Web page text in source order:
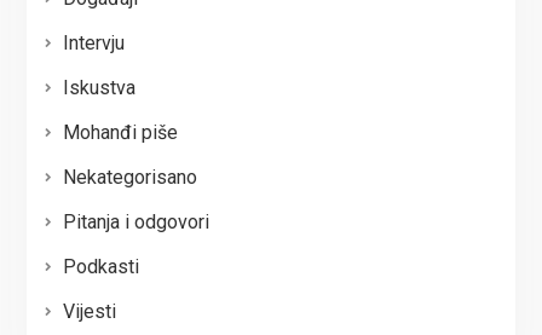
Intervju
Iskustva
Mohanđi piše
Nekategorisano
Pitanja i odgovori
Podkasti
Vijesti